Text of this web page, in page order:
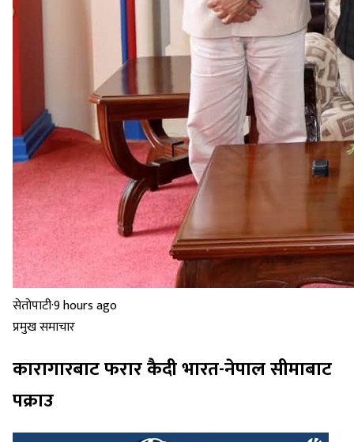
सेतोपाटी·9 hours ago
प्रमुख समाचार
कारागारबाट फरार कैदी भारत-नेपाल सीमाबाट
पक्राउ